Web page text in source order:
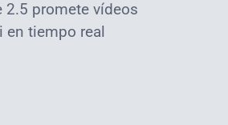
2.5 promete vídeos
en tiempo real